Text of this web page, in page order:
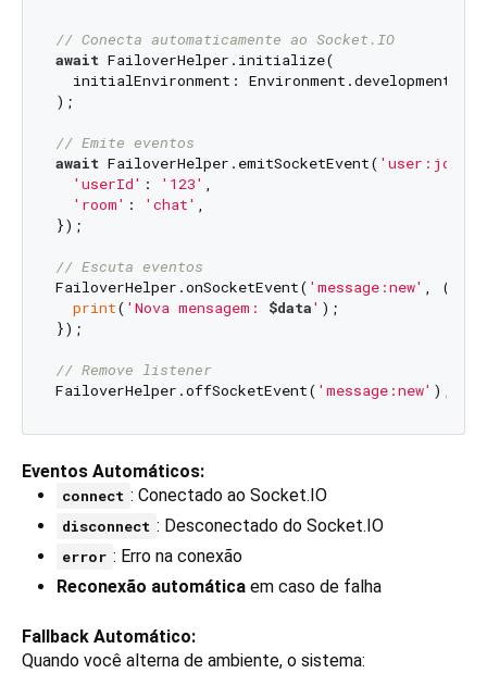
// Conecta automaticamente ao Socket.IO
await FailoverHelper.initialize(
  initialEnvironment: Environment.development,
);
// Emite eventos
await FailoverHelper.emitSocketEvent( 'user:join'
'userId' : '123' ,
'room' : 'chat' ,
});
// Escuta eventos
FailoverHelper.onSocketEvent( 'message:new' ,
print( 'Nova mensagem: $data' );
});
// Remove listener
FailoverHelper.offSocketEvent( 'message:new'
Eventos Automáticos:
connect : Conectado ao Socket.IO
disconnect : Desconectado do Socket.IO
error : Erro na conexão
Reconexão automática em caso de falha
Fallback Automático:
Quando você alterna de ambiente, o sistema: